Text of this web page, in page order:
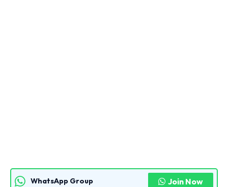
WhatsApp Group Join Now